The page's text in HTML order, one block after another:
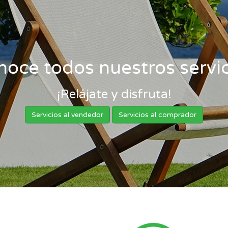
todos nuestros
¡Relájate y disfruta!
Servicios al vendedor Servicios al comprador